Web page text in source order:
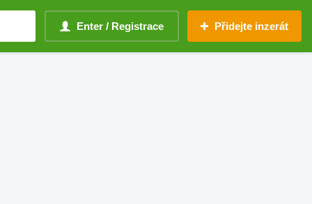
Enter / Registrace Přidejte inzerát